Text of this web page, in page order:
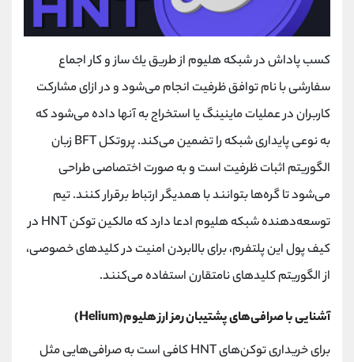
كسب پاداش در شبكه هليوم از طريق يك ساز و كار اجماع
سفارشی با نام توافق ظرفيت انجام می‌شود و در ازای مشاركت
كاربران در عمليات ماينينگ يا استخراج به آنها داده می‌شود كه
به نوعی پايداری شبكه را تضمين می‌كند. پروتکل BFT زبان
الگوريتم اثبات ظرفيت است و به صورت اختصاصی طراحی
می‌شود تا گره‌ها بتوانند با همديگر ارتباط برقرار كنند. تيم
توسعه‌دهنده شبكه هليوم ادعا دارد كه مالكين توكن HNT در
كيف پول اين پلتفرم، برای بالابردن امنيت در كليدهای خصوصی،
از الگوريتم کلید‌های نامتقارن استفاده می‌كنند.
آشنایی با صرافی‌های پشتيبان رمز ارز هلیوم(Helium)
برای خريداری توكن‌های HNT كافی است به صرافی‌هايی مثل